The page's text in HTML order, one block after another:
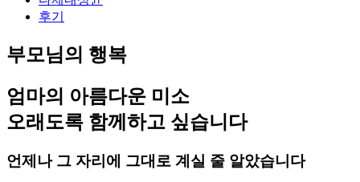
후기
부모님의 행복
엄마의 아름다운 미소
오래도록 함께하고 싶습니다
언제나 그 자리에 그대로 계실 줄 알았습니다